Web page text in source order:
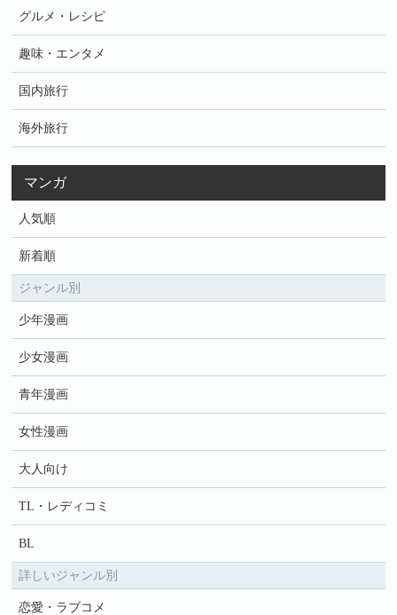
グルメ・レシピ
趣味・エンタメ
国内旅行
海外旅行
マンガ
人気順
新着順
ジャンル別
少年漫画
少女漫画
青年漫画
女性漫画
大人向け
TL・レディコミ
BL
詳しいジャンル別
恋愛・ラブコメ